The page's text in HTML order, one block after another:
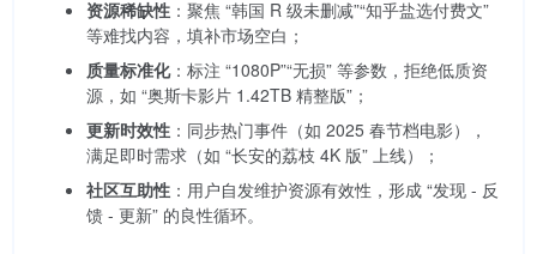
资源稀缺性 ：聚焦 “韩国 R 级未删减”“知乎盐选付费文”
等难找内容，填补市场空白；
质量标准化：标注 “1080P”“无损” 等参数，拒绝低质资
源，如 “奥斯卡影片 1.42TB 精整版”；
更新时效性 ：同步热门事件（如 2025 春节档电影），
满足即时需求（如 “长安的荔枝 4K 版” 上线）；
社区互助性 ：用户自发维护资源有效性，形成 “发现 - 反
馈 - 更新” 的良性循环。